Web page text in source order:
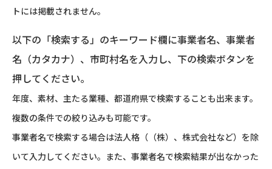
トには掲載されません。
以下の「検索する」のキーワード欄に事業者名、事業者
名（カタカナ）、市町村名を入力し、下の検索ボタンを
押してください。
年度、素材、主たる業種、都道府県で検索することも出来ます。
複数の条件での絞り込みも可能です。
事業者名で検索する場合は法人格（（株）、株式会社など）を除
いて入力してください。また、事業者名で検索結果が出なかった